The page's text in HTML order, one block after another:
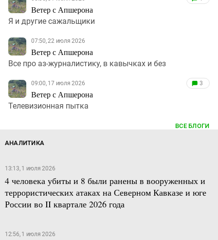
Ветер с Апшерона
Я и другие сажальщики
07:50, 22 июля 2026
Ветер с Апшерона
Все про аз-журналистику, в кавычках и без
09:00, 17 июля 2026
Ветер с Апшерона
3
Телевизионная пытка
ВСЕ БЛОГИ
АНАЛИТИКА
13:13, 1 июля 2026
4 человека убиты и 8 были ранены в вооруженных и
террористических атаках на Северном Кавказе и юге
России во II квартале 2026 года
12:56, 1 июля 2026